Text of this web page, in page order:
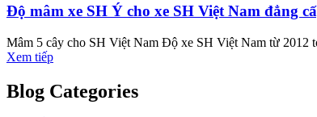
Độ mâm xe SH Ý cho xe SH Việt Nam đẳng
Mâm 5 cây cho SH Việt Nam Độ xe SH Việt Nam từ 2012
Xem tiếp
Blog Categories